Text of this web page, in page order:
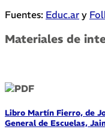
Fuentes: Educ.ar y
Materiales de
Libro Martín Fierro, de
General de Escuelas,